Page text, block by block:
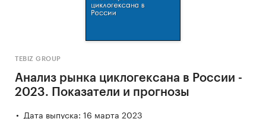
TEBIZ GROUP
Анализ рынка циклогексана в России -
2023. Показатели и прогнозы
Дата выпуска: 16 марта 2023